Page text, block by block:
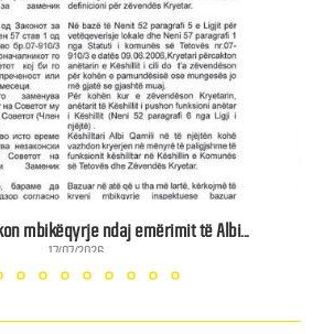
mbikëqyrje ndaj emërimit të Albi...
17/07/2026